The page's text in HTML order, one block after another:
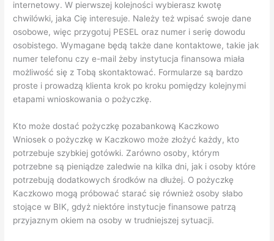
internetowy. W pierwszej kolejności wybierasz kwotę
chwilówki, jaka Cię interesuje. Należy też wpisać swoje dane
osobowe, więc przygotuj PESEL oraz numer i serię dowodu
osobistego. Wymagane będą także dane kontaktowe, takie jak
numer telefonu czy e-mail żeby instytucja finansowa miała
możliwość się z Tobą skontaktować. Formularze są bardzo
proste i prowadzą klienta krok po kroku pomiędzy kolejnymi
etapami wnioskowania o pożyczkę.
Kto może dostać pożyczkę pozabankową Kaczkowo
Wniosek o pożyczkę w Kaczkowo może złożyć każdy, kto
potrzebuje szybkiej gotówki. Zarówno osoby, którym
potrzebne są pieniądze zaledwie na kilka dni, jak i osoby które
potrzebują dodatkowych środków na dłużej. O pożyczkę
Kaczkowo mogą próbować starać się również osoby słabo
stojące w BIK, gdyż niektóre instytucje finansowe patrzą
przyjaznym okiem na osoby w trudniejszej sytuacji.